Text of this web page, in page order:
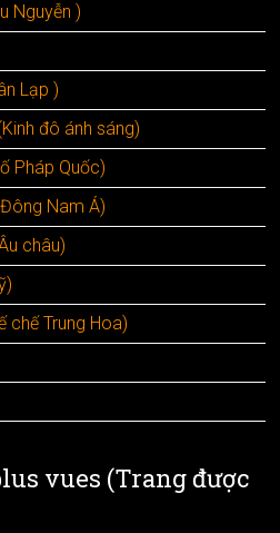
Nguyễn )
Lạp )
đô ánh sáng)
Pháp Quốc)
Nam Á)
châu)
chế Trung Hoa)
vues (Trang được